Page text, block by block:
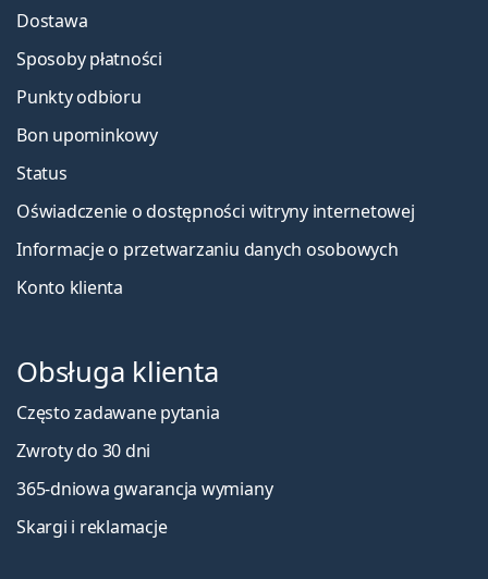
Dostawa
Sposoby płatności
Punkty odbioru
Bon upominkowy
Status
Oświadczenie o dostępności witryny internetowej
Informacje o przetwarzaniu danych osobowych
Konto klienta
Obsługa klienta
Często zadawane pytania
Zwroty do 30 dni
365-dniowa gwarancja wymiany
Skargi i reklamacje